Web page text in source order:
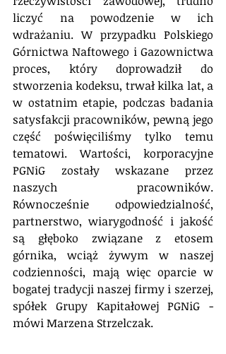
liczyć na powodzenie w ich
wdrażaniu. W przypadku Polskiego
Górnictwa Naftowego i Gazownictwa
proces, który doprowadził do
stworzenia kodeksu, trwał kilka lat, a
w ostatnim etapie, podczas badania
satysfakcji pracowników, pewną jego
część poświęciliśmy tylko temu
tematowi. Wartości, korporacyjne
PGNiG zostały wskazane przez
naszych pracowników.
Równocześnie odpowiedzialność,
partnerstwo, wiarygodność i jakość
są głęboko związane z etosem
górnika, wciąż żywym w naszej
codzienności, mają więc oparcie w
bogatej tradycji naszej firmy i szerzej,
spółek Grupy Kapitałowej PGNiG -
mówi Marzena Strzelczak.